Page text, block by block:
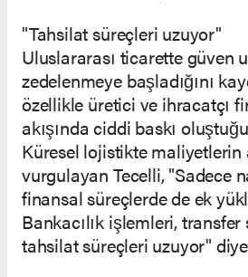
"Tahsilat süreçleri uzuyor"
Uluslararası ticarette güven
zedelenmeye başladığını
özellikle üretici ve ihracatçı
akışında ciddi baskı
Küresel lojistikte maliyetlerin
vurgulayan Tecelli, "Sadece
finansal süreçlerde de ek
Bankacılık işlemleri,
tahsilat süreçleri uzuyor"